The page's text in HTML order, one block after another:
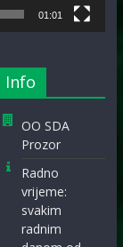
01:01
Info
OO SDA
Prozor
Radno
vrijeme:
svakim
radnim